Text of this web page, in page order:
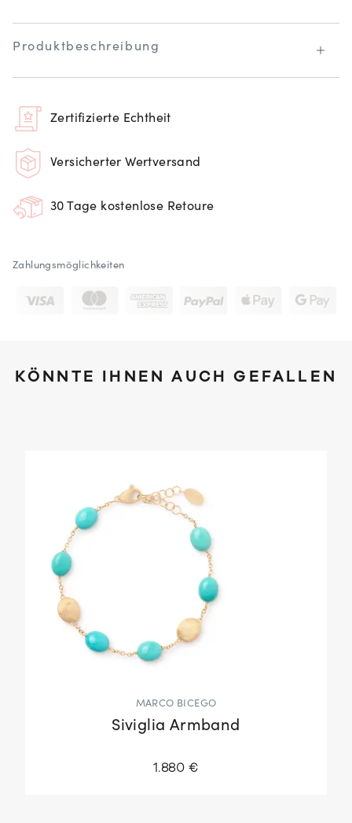
Produktbeschreibung
Zertifizierte Echtheit
Versicherter Wertversand
30 Tage kostenlose Retoure
Zahlungsmöglichkeiten
KÖNNTE IHNEN AUCH GEFALLEN
MARCO BICEGO
Siviglia Armband
1.880 €